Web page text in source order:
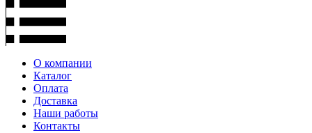
О компании
Каталог
Оплата
Доставка
Наши работы
Контакты